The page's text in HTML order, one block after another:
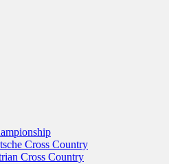
Cross Country
Cross Country